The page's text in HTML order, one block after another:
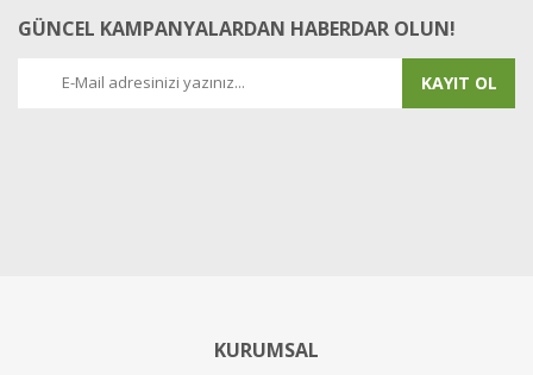
GÜNCEL KAMPANYALARDAN HABERDAR OLUN!
KAYIT OL
KURUMSAL